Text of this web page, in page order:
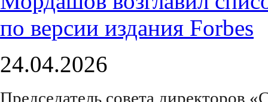
24.04.2026
Председатель совета директоров